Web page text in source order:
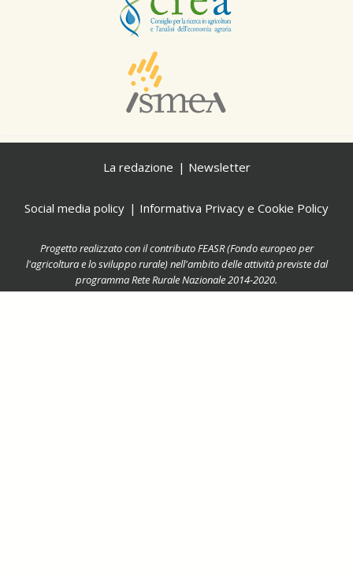
La redazione Newsletter
Social media policy Informativa Privacy e Cookie Policy
Progetto realizzato con il contributo FEASR (Fondo europeo per
l'agricoltura e lo sviluppo rurale) nell'ambito delle attività previste dal
programma Rete Rurale Nazionale 2014-2020.